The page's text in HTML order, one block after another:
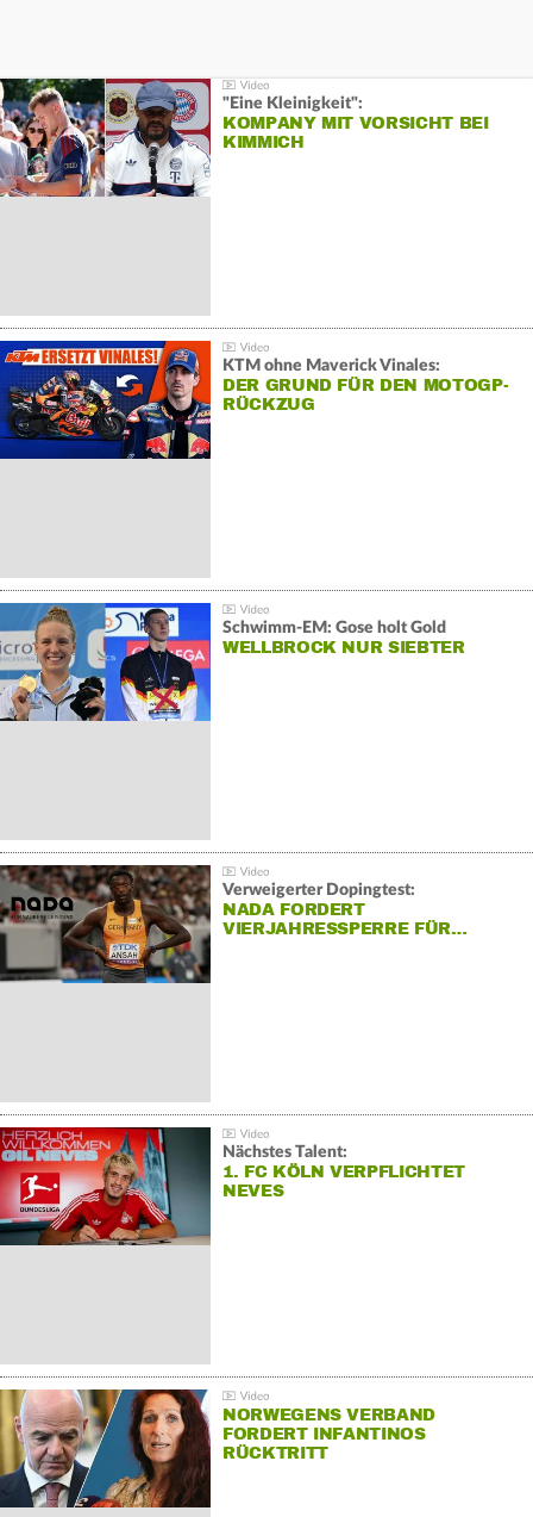
"Eine Kleinigkeit":
KOMPANY MIT VORSICHT BEI
KIMMICH
KTM ohne Maverick Vinales:
DER GRUND FÜR DEN MOTOGP-
RÜCKZUG
Schwimm-EM: Gose holt Gold
WELLBROCK NUR SIEBTER
Verweigerter Dopingtest:
NADA FORDERT
VIERJAHRESSPERRE FÜR…
Nächstes Talent:
1. FC KÖLN VERPFLICHTET
NEVES
NORWEGENS VERBAND
FORDERT INFANTINOS
RÜCKTRITT